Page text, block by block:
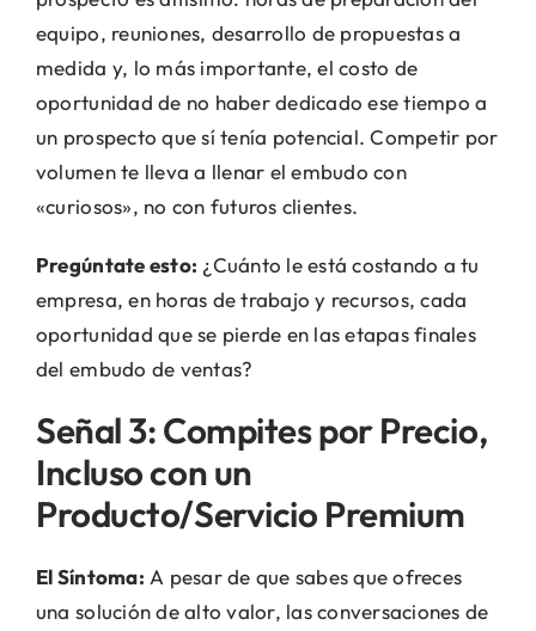
equipo, reuniones, desarrollo de propuestas a
medida y, lo más importante, el costo de
oportunidad de no haber dedicado ese tiempo a
un prospecto que sí tenía potencial. Competir por
volumen te lleva a llenar el embudo con
«curiosos», no con futuros clientes.
Pregúntate esto: ¿Cuánto le está costando a tu
empresa, en horas de trabajo y recursos, cada
oportunidad que se pierde en las etapas finales
del embudo de ventas?
Señal 3: Compites por Precio,
Incluso con un
Producto/Servicio Premium
El Síntoma: A pesar de que sabes que ofreces
una solución de alto valor, las conversaciones de